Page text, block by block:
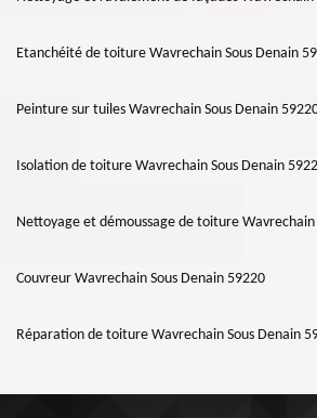
Etanchéité de toiture Wavrechain Sous Denain
Peinture sur tuiles Wavrechain Sous Denain
Isolation de toiture Wavrechain Sous Denain
Nettoyage et démoussage de toiture Wavrechain
Couvreur Wavrechain Sous Denain 59220
Réparation de toiture Wavrechain Sous Denain